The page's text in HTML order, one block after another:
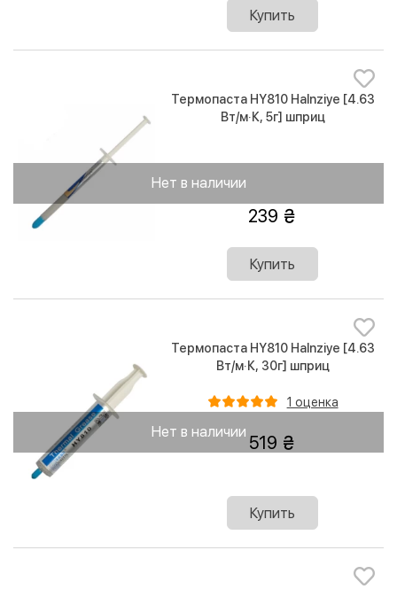
Купить
Нет в наличии
Термопаста HY810 Halnziye [4.63
Вт/м·К, 5г] шприц
239
Купить
Нет в наличии
Термопаста HY810 Halnziye [4.63
Вт/м·К, 30г] шприц
1 оценка
519
Купить